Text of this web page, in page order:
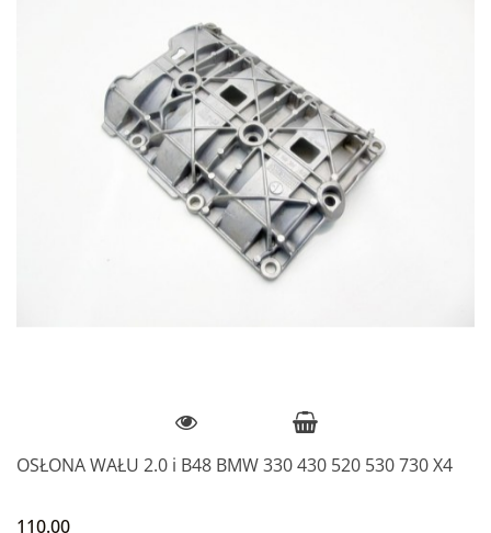
OSŁONA WAŁU 2.0 i B48 BMW 330 430 520 530 730 X4
110.00